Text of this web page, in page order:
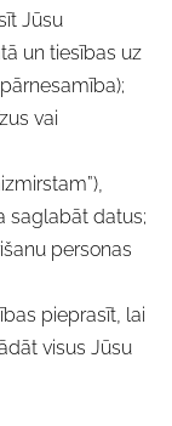
Jūsu
un tiesības uz
vai
saglabāt datus;
personas
pieprasīt, lai
visus Jūsu